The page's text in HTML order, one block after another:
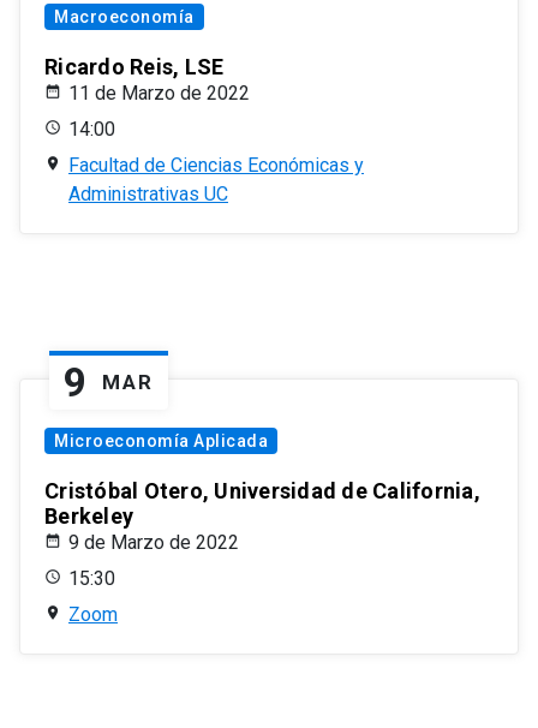
Macroeconomía
Ricardo Reis, LSE
11 de Marzo de 2022
14:00
Facultad de Ciencias Económicas y
Administrativas UC
9 MAR
Microeconomía Aplicada
Cristóbal Otero, Universidad de California,
Berkeley
9 de Marzo de 2022
15:30
Zoom